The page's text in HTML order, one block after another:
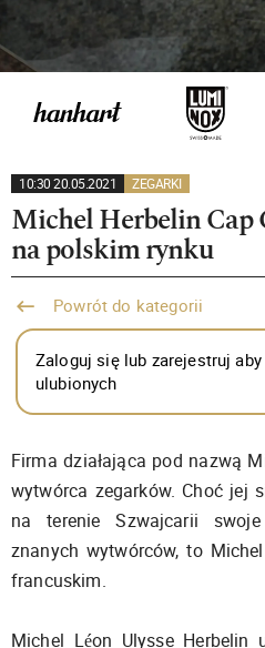
10:30 20.05.2021 ZEGARKI
Michel Herbelin Cap
na polskim rynku
Powrót do kategorii
Zaloguj się lub zarejestruj aby
ulubionych
Firma działająca pod nazwą
wytwórca zegarków. Choć jej
na terenie Szwajcarii
znanych wytwórców, to
francuskim.
Michel Léon Ulysse Herbelin